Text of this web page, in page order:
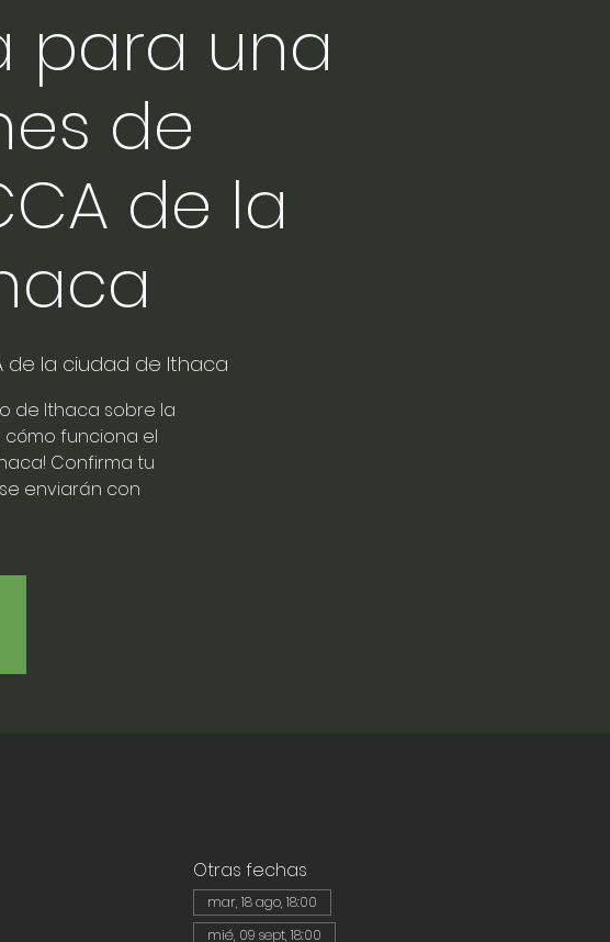
para una
de
de la
de la ciudad de Ithaca
de Ithaca sobre la
cómo funciona el
Confirma tu
enviarán con
Otras fechas
mar, 18 ago, 18:00
mié, 09 sept, 18:00